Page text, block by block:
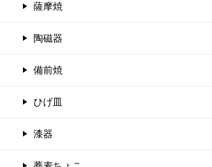
薩摩焼
陶磁器
備前焼
ひげ皿
漆器